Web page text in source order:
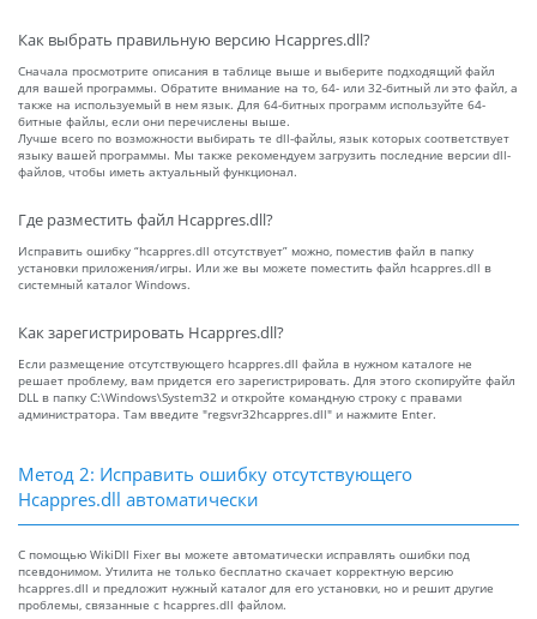
Как выбрать правильную версию Hcappres.dll?
Сначала просмотрите описания в таблице выше и выберите подходящий файл
для вашей программы. Обратите внимание на то, 64- или 32-битный ли это файл, а
также на используемый в нем язык. Для 64-битных программ используйте 64-
битные файлы, если они перечислены выше.
Лучше всего по возможности выбирать те dll-файлы, язык которых соответствует
языку вашей программы. Мы также рекомендуем загрузить последние версии dll-
файлов, чтобы иметь актуальный функционал.
Где разместить файл Hcappres.dll?
Исправить ошибку “hcappres.dll отсутствует” можно, поместив файл в папку
установки приложения/игры. Или же вы можете поместить файл hcappres.dll в
системный каталог Windows.
Как зарегистрировать Hcappres.dll?
Если размещение отсутствующего hcappres.dll файла в нужном каталоге не
решает проблему, вам придется его зарегистрировать. Для этого скопируйте файл
DLL в папку C:\Windows\System32 и откройте командную строку с правами
администратора. Там введите "regsvr32hcappres.dll" и нажмите Enter.
Метод 2: Исправить ошибку отсутствующего
Hcappres.dll автоматически
С помощью WikiDll Fixer вы можете автоматически исправлять ошибки под
псевдонимом. Утилита не только бесплатно скачает корректную версию
hcappres.dll и предложит нужный каталог для его установки, но и решит другие
проблемы, связанные с hcappres.dll файлом.